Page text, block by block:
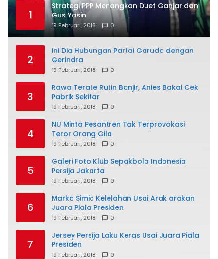
1
Strategi PPP Menangkan Duet Ganjar dan
Gus Yasin
19 Februari, 2018 0
2
Ini Dia Hubungan Partai Garuda dengan
Gerindra
19 Februari, 2018 0
3
Rawa Terate Rutin Banjir, Anies Bakal Cek
Pabrik Sekitar
19 Februari, 2018 0
4
NU Minta Pesantren Tak Terprovokasi
Teror Orang Gila
19 Februari, 2018 0
5
Galeri Foto Klub Sepakbola Indonesia
Persija Jakarta
19 Februari, 2018 0
6
Marko Simic Kelelahan Usai Arak arakan
Juara Piala Presiden
19 Februari, 2018 0
7
Jersey Persija Laku Keras Usai Juara Piala
Presiden
19 Februari, 2018 0